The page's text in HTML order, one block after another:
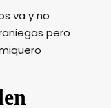
va y no
pero